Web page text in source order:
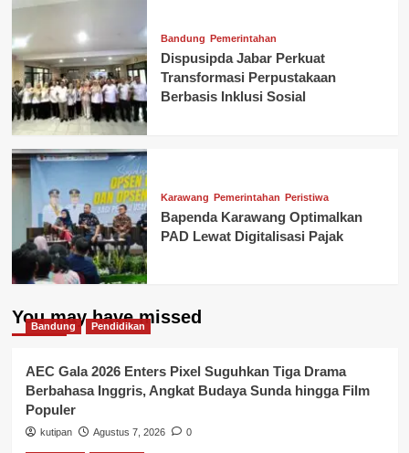
Bandung Pemerintahan
Dispusipda Jabar Perkuat
Transformasi Perpustakaan
Berbasis Inklusi Sosial
Karawang Pemerintahan Peristiwa
Bapenda Karawang Optimalkan
PAD Lewat Digitalisasi Pajak
You may have missed
Bandung Pendidikan
AEC Gala 2026 Enters Pixel Suguhkan Tiga Drama
Berbahasa Inggris, Angkat Budaya Sunda hingga Film
Populer
kutipan Agustus 7, 2026 0